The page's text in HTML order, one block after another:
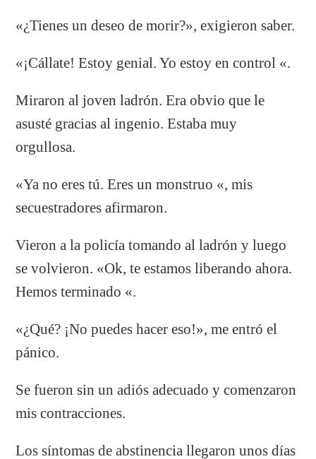
«¿Tienes un deseo de morir?», exigieron saber.
«¡Cállate! Estoy genial. Yo estoy en control «.
Miraron al joven ladrón. Era obvio que le
asusté gracias al ingenio. Estaba muy
orgullosa.
«Ya no eres tú. Eres un monstruo «, mis
secuestradores afirmaron.
Vieron a la policía tomando al ladrón y luego
se volvieron. «Ok, te estamos liberando ahora.
Hemos terminado «.
«¿Qué? ¡No puedes hacer eso!», me entró el
pánico.
Se fueron sin un adiós adecuado y comenzaron
mis contracciones.
Los síntomas de abstinencia llegaron unos días